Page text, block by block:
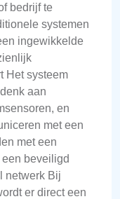
bedrijf te
systemen
ingewikkelde
Het systeem
aan
en
met een
met een
beveiligd
netwerk Bij
er direct een